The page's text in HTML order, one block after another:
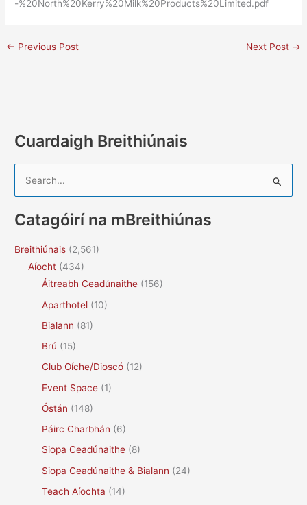
-%20North%20Kerry%20Milk%20Products%20Limited.pdf
← Previous Post Next Post →
Cuardaigh Breithiúnais
r
c
Catagóirí na mBreithiúnas
Breithiúnais (2,561)
Aíocht (434)
Áitreabh Ceadúnaithe (156)
Aparthotel (10)
Bialann (81)
Brú (15)
Club Oíche/Dioscó (12)
Event Space (1)
Óstán (148)
Páirc Charbhán (6)
Siopa Ceadúnaithe (8)
Siopa Ceadúnaithe & Bialann (24)
Teach Aíochta (14)